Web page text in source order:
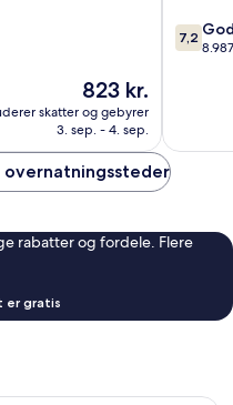
Prisen
823 kr.
823 kr.
skatter og gebyrer
3. sep. - 4. sep.
7.2
ud
7,2
overnatningssteder
rabatter og fordele. Flere
er gratis